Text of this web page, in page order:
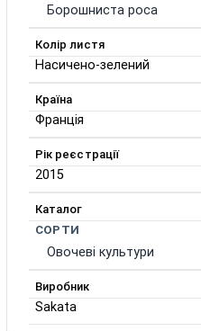
Борошниста роса
Колір листя
Насичено-зелений
Країна
Франція
Рік реєстрації
2015
Каталог
СОРТИ
Овочеві культури
Виробник
Sakata